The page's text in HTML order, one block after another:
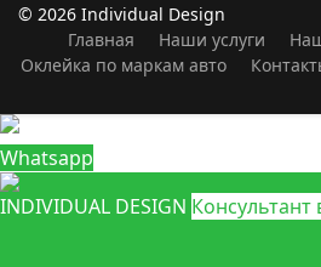
© 2026 Individual Design
Главная
Наши услуги
Оклейка по маркам авто
Whatsapp
INDIVIDUAL DESIGN Консультант